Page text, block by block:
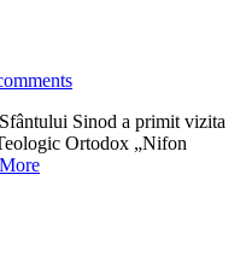
Sinod a primit vizita
Ortodox „Nifon